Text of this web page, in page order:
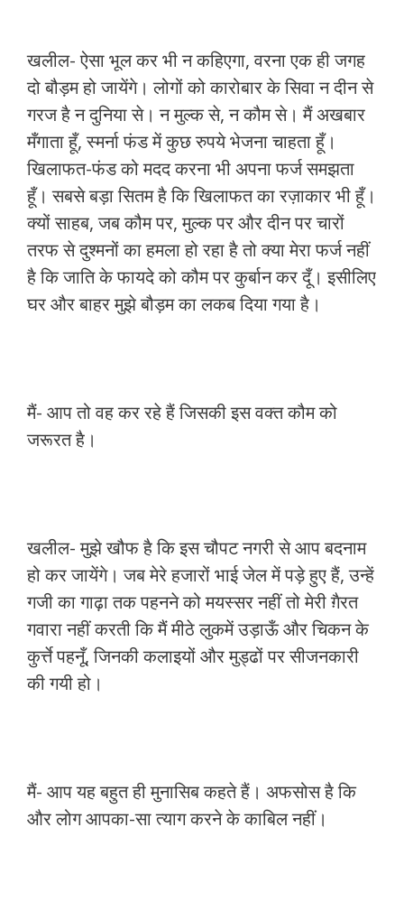
खलील- ऐसा भूल कर भी न कहिएगा, वरना एक ही जगह
दो बौड़म हो जायेंगे। लोगों को कारोबार के सिवा न दीन से
गरज है न दुनिया से। न मुल्क से, न कौम से। मैं अखबार
मँगाता हूँ, स्मर्ना फंड में कुछ रुपये भेजना चाहता हूँ।
खिलाफत-फंड को मदद करना भी अपना फर्ज समझता
हूँ। सबसे बड़ा सितम है कि खिलाफत का रज़ाकार भी हूँ।
क्यों साहब, जब कौम पर, मुल्क पर और दीन पर चारों
तरफ से दुश्मनों का हमला हो रहा है तो क्या मेरा फर्ज नहीं
है कि जाति के फायदे को कौम पर कुर्बान कर दूँ। इसीलिए
घर और बाहर मुझे बौड़म का लकब दिया गया है।
मैं- आप तो वह कर रहे हैं जिसकी इस वक्त कौम को
जरूरत है।
खलील- मुझे खौफ है कि इस चौपट नगरी से आप बदनाम
हो कर जायेंगे। जब मेरे हजारों भाई जेल में पड़े हुए हैं, उन्हें
गजी का गाढ़ा तक पहनने को मयस्सर नहीं तो मेरी ग़ैरत
गवारा नहीं करती कि मैं मीठे लुकमें उड़ाऊँ और चिकन के
कुर्त्ते पहनूँ, जिनकी कलाइयों और मुड्ढों पर सीजनकारी
की गयी हो।
मैं- आप यह बहुत ही मुनासिब कहते हैं। अफसोस है कि
और लोग आपका-सा त्याग करने के काबिल नहीं।